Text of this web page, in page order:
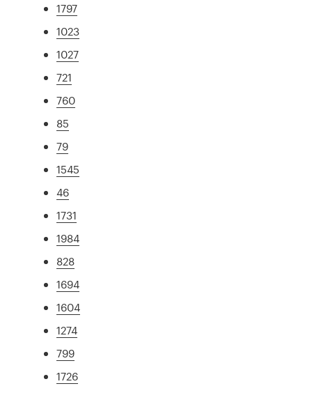
1797
1023
1027
721
760
85
79
1545
46
1731
1984
828
1694
1604
1274
799
1726